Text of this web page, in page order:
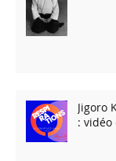
Jigoro
: